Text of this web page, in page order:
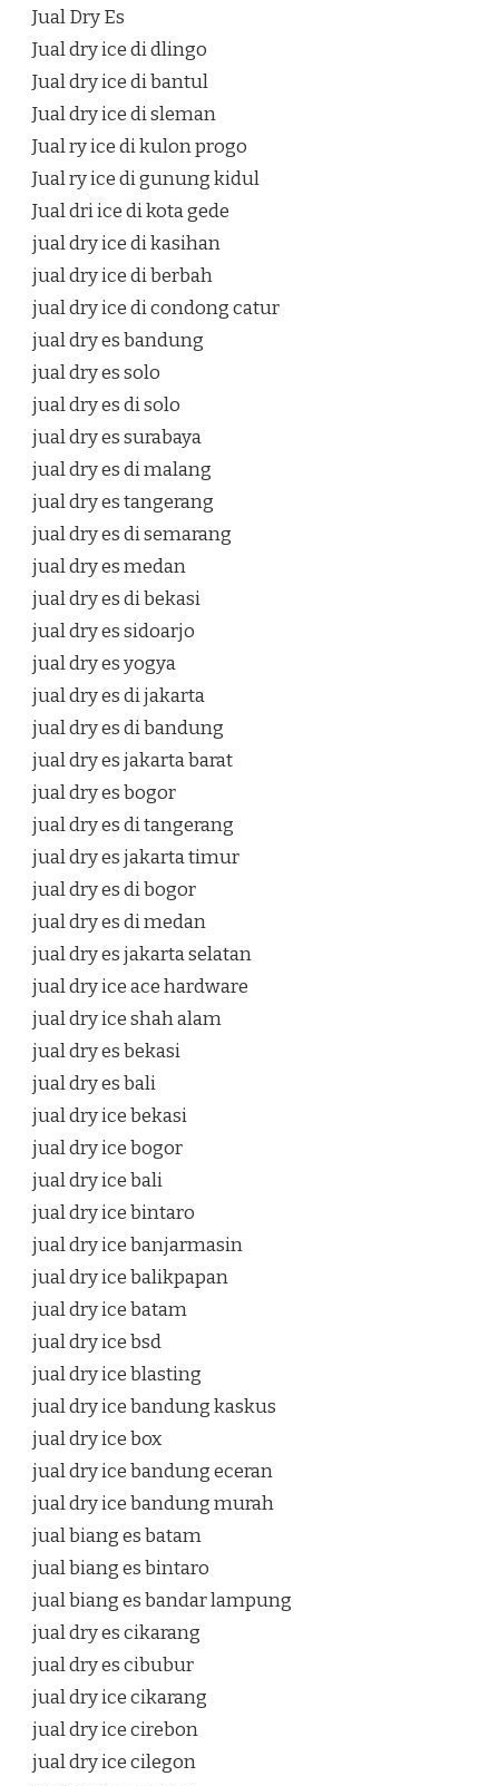
Jual Dry Es
Jual dry ice di dlingo
Jual dry ice di bantul
Jual dry ice di sleman
Jual ry ice di kulon progo
Jual ry ice di gunung kidul
Jual dri ice di kota gede
jual dry ice di kasihan
jual dry ice di berbah
jual dry ice di condong catur
jual dry es bandung
jual dry es solo
jual dry es di solo
jual dry es surabaya
jual dry es di malang
jual dry es tangerang
jual dry es di semarang
jual dry es medan
jual dry es di bekasi
jual dry es sidoarjo
jual dry es yogya
jual dry es di jakarta
jual dry es di bandung
jual dry es jakarta barat
jual dry es bogor
jual dry es di tangerang
jual dry es jakarta timur
jual dry es di bogor
jual dry es di medan
jual dry es jakarta selatan
jual dry ice ace hardware
jual dry ice shah alam
jual dry es bekasi
jual dry es bali
jual dry ice bekasi
jual dry ice bogor
jual dry ice bali
jual dry ice bintaro
jual dry ice banjarmasin
jual dry ice balikpapan
jual dry ice batam
jual dry ice bsd
jual dry ice blasting
jual dry ice bandung kaskus
jual dry ice box
jual dry ice bandung eceran
jual dry ice bandung murah
jual biang es batam
jual biang es bintaro
jual biang es bandar lampung
jual dry es cikarang
jual dry es cibubur
jual dry ice cikarang
jual dry ice cirebon
jual dry ice cilegon